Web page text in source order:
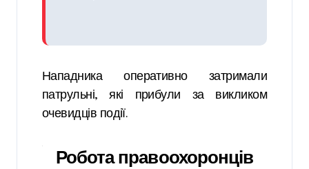
Нападника оперативно затримали
патрульні, які прибули за викликом
очевидців події.
Робота правоохоронців